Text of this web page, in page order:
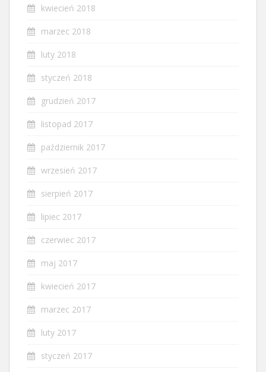
kwiecień 2018
marzec 2018
luty 2018
styczeń 2018
grudzień 2017
listopad 2017
październik 2017
wrzesień 2017
sierpień 2017
lipiec 2017
czerwiec 2017
maj 2017
kwiecień 2017
marzec 2017
luty 2017
styczeń 2017